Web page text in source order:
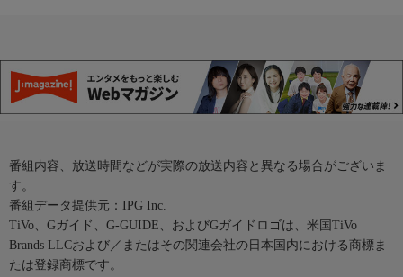
番組内容、放送時間などが実際の放送内容と異なる場合がございま
す。
番組データ提供元：IPG Inc.
TiVo、Gガイド、G-GUIDE、およびGガイドロゴは、米国TiVo
Brands LLCおよび／またはその関連会社の日本国内における商標ま
たは登録商標です。